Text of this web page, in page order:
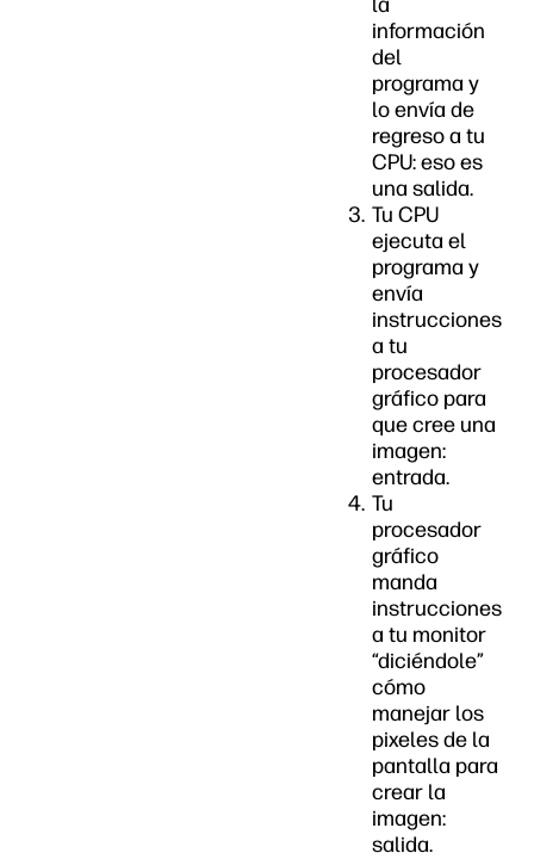
información
del
programa y
lo envía de
regreso a tu
CPU: eso es
una salida.
Tu CPU
ejecuta el
programa y
envía
instrucciones
a tu
procesador
gráfico para
que cree una
imagen:
entrada.
Tu
procesador
gráfico
manda
instrucciones
a tu monitor
“diciéndole”
cómo
manejar los
pixeles de la
pantalla para
crear la
imagen:
salida.